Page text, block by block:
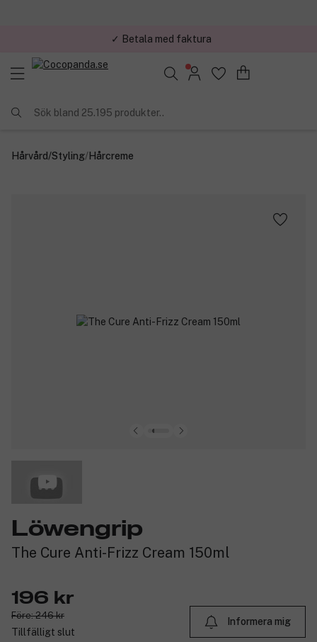
✓ Trygg E-handel
Sök bland 25.195 produkter..
Hårvård/Styling/Hårcreme
Löwengrip
The Cure Anti-Frizz Cream 150ml
196 kr
Före: 246 kr
Tillfälligt slut
Informera mig